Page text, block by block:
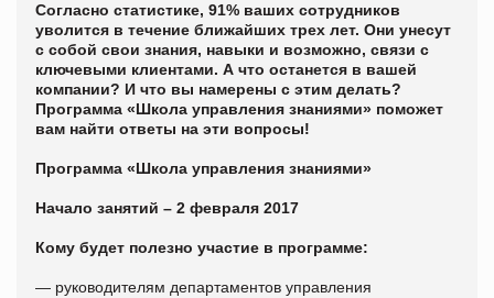
Согласно статистике, 91% ваших сотрудников
уволится в течение ближайших трех лет. Они унесут
с собой свои знания, навыки и возможно, связи с
ключевыми клиентами. А что останется в вашей
компании? И что вы намерены с этим делать?
Программа «Школа управления знаниями» поможет
вам найти ответы на эти вопросы!
Программа «Школа управления знаниями»
Начало занятий – 2 февраля 2017
Кому будет полезно участие в программе:
— руководителям департаментов управления